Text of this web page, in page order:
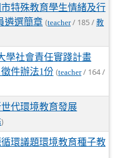
特殊教育學生情緒及行
遴選簡章 (teacher/ 185 / 教
學社會責任實踐計畫
件辦法1份 (teacher/ 164 /
代環境教育發展
)
環議題環境教育種子教